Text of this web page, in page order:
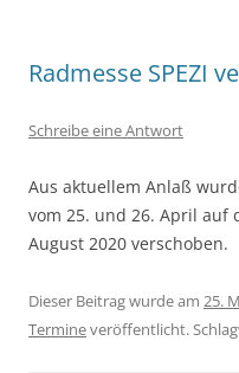
Radmesse SPEZI
Schreibe eine Antwort
Aus aktuellem Anlaß
vom 25. und 26. April auf
August 2020 verschoben.
Dieser Beitrag wurde am 25.
Termineveröffentlicht.